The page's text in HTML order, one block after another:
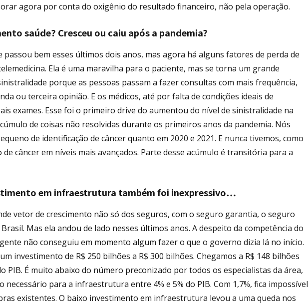
agora por conta do oxigênio do resultado financeiro, não pela operação.
saúde? Cresceu ou caiu após a pandemia?
passou bem esses últimos dois anos, mas agora há alguns fatores de perda de
Ela é uma maravilha para o paciente, mas se torna um grande
porque as pessoas passam a fazer consultas com mais frequência,
ou terceira opinião. E os médicos, até por falta de condições ideais de
exames. Esse foi o primeiro drive do aumentou do nível de sinistralidade na
de coisas não resolvidas durante os primeiros anos da pandemia. Nós
de identificação de câncer quanto em 2020 e 2021. E nunca tivemos, como
câncer em níveis mais avançados. Parte desse acúmulo é transitória para a
em infraestrutura também foi inexpressivo…
vetor de crescimento não só dos seguros, com o seguro garantia, o seguro
Mas ela andou de lado nesses últimos anos. A despeito da competência do
não conseguiu em momento algum fazer o que o governo dizia lá no início.
investimento de R$ 250 bilhões a R$ 300 bilhões. Chegamos a R$ 148 bilhões
PIB. É muito abaixo do número preconizado por todos os especialistas da área,
para a infraestrutura entre 4% e 5% do PIB. Com 1,7%, fica impossível
existentes. O baixo investimento em infraestrutura levou a uma queda nos